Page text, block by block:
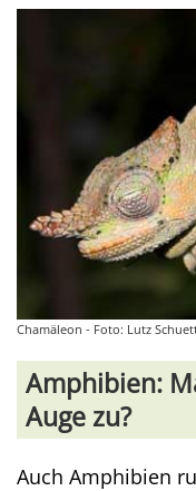
Chamäleon - Foto: Lutz
Amphibien:
Auge zu?
Auch Amphibien